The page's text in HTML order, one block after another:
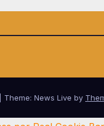
Theme: News Live by